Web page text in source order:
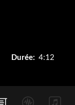
Durée: 4:12